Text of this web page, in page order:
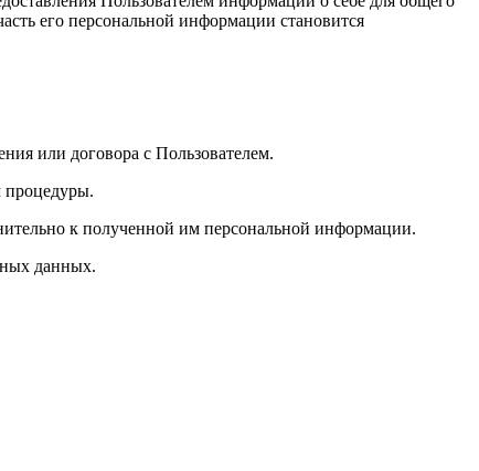
его персональной информации становится
или договора с Пользователем.
процедуры.
к полученной им персональной информации.
данных.